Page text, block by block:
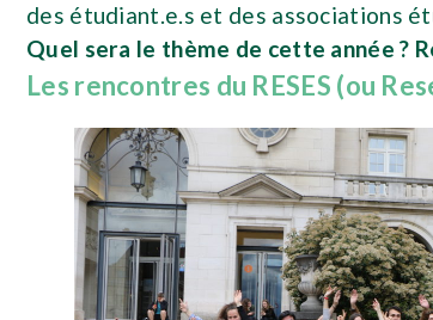
des étudiant.e.s et des associations
Quel sera le thème de cette année ?
Les rencontres du RESES (ou